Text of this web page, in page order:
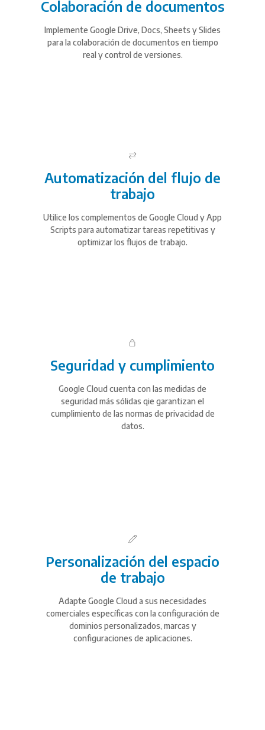
Colaboración de documentos
Implemente Google Drive, Docs, Sheets y Slides
para la colaboración de documentos en tiempo
real y control de versiones.
Automatización del flujo de
trabajo
Utilice los complementos de Google Cloud y App
Scripts para automatizar tareas repetitivas y
optimizar los flujos de trabajo.
Seguridad y cumplimiento
Google Cloud cuenta con las medidas de
seguridad más sólidas qie garantizan el
cumplimiento de las normas de privacidad de
datos.
Personalización del espacio
de trabajo
Adapte Google Cloud a sus necesidades
comerciales específicas con la configuración de
dominios personalizados, marcas y
configuraciones de aplicaciones.